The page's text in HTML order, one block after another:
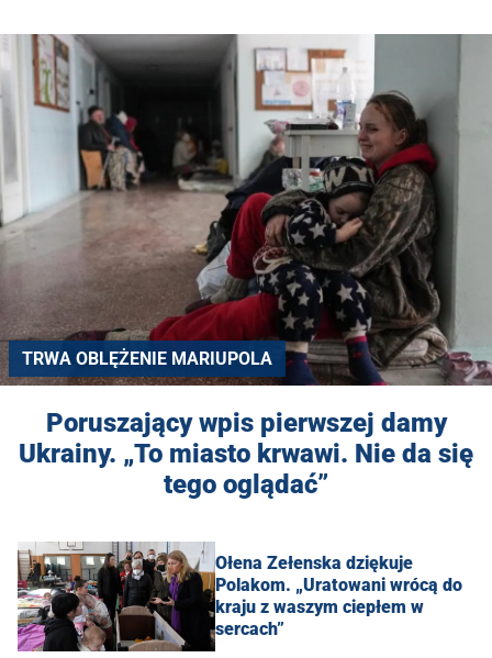
TRWA OBLĘŻENIE MARIUPOLA
Poruszający wpis pierwszej damy
Ukrainy. „To miasto krwawi. Nie da się
tego oglądać”
Ołena Zełenska dziękuje
Polakom. „Uratowani wrócą do
kraju z waszym ciepłem w
sercach”